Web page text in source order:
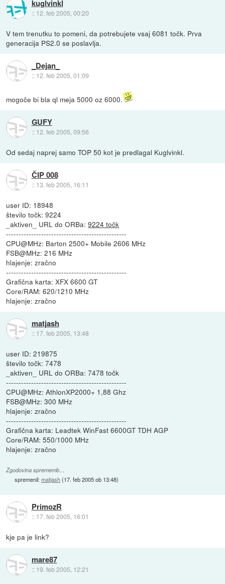
kuglvinkl
:: 12. feb 2005, 00:20
V tem trenutku to pomeni, da potrebujete vsaj 6081 točk. Prva
generacija PS2.0 se poslavlja.
_Dejan_
:: 12. feb 2005, 01:09
mogoče bi bla ql meja 5000 oz 6000.
GUFY
:: 12. feb 2005, 09:56
Od sedaj naprej samo TOP 50 kot je predlagal Kuglvinkl.
ČIP 008
:: 13. feb 2005, 16:11
user ID: 18948
število točk: 9224
_aktiven_ URL do ORBa:9224 točk
------------------------------------------------
CPU@MHz: Barton 2500+ Mobile 2606 MHz
FSB@MHz: 216 MHz
hlajenje: zračno
------------------------------------------------
Grafična karta: XFX 6600 GT
Core/RAM: 620/1210 MHz
hlajenje: zračno
matjash
:: 17. feb 2005, 13:48
user ID: 219875
število točk: 7478
_aktiven_ URL do ORBa: 7478 točk
------------------------------------------------
CPU@MHz: AthlonXP2000+ 1,88 Ghz
FSB@MHz: 300 MHz
hlajenje: zračno
------------------------------------------------
Grafična karta: Leadtek WinFast 6600GT TDH AGP
Core/RAM: 550/1000 MHz
hlajenje: zračno
Zgodovina sprememb…
spremenil:matjash(17. feb 2005 ob 13:48)
PrimozR
:: 17. feb 2005, 16:01
kje pa je link?
mare87
:: 19. feb 2005, 12:21